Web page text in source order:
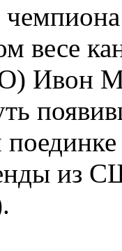
весе
Ивон
из